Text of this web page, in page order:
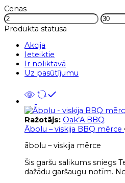
Cenas
Produkta statusa
Akcija
Ieteiktie
Ir noliktavā
Uz pasūtījumu
Ražotājs: Oak’A BBQ
Ābolu – viskija BBQ mērce
ābolu – viskija mērce
Šis garšu salikums sniegs
dažādu garšaugu notīm.